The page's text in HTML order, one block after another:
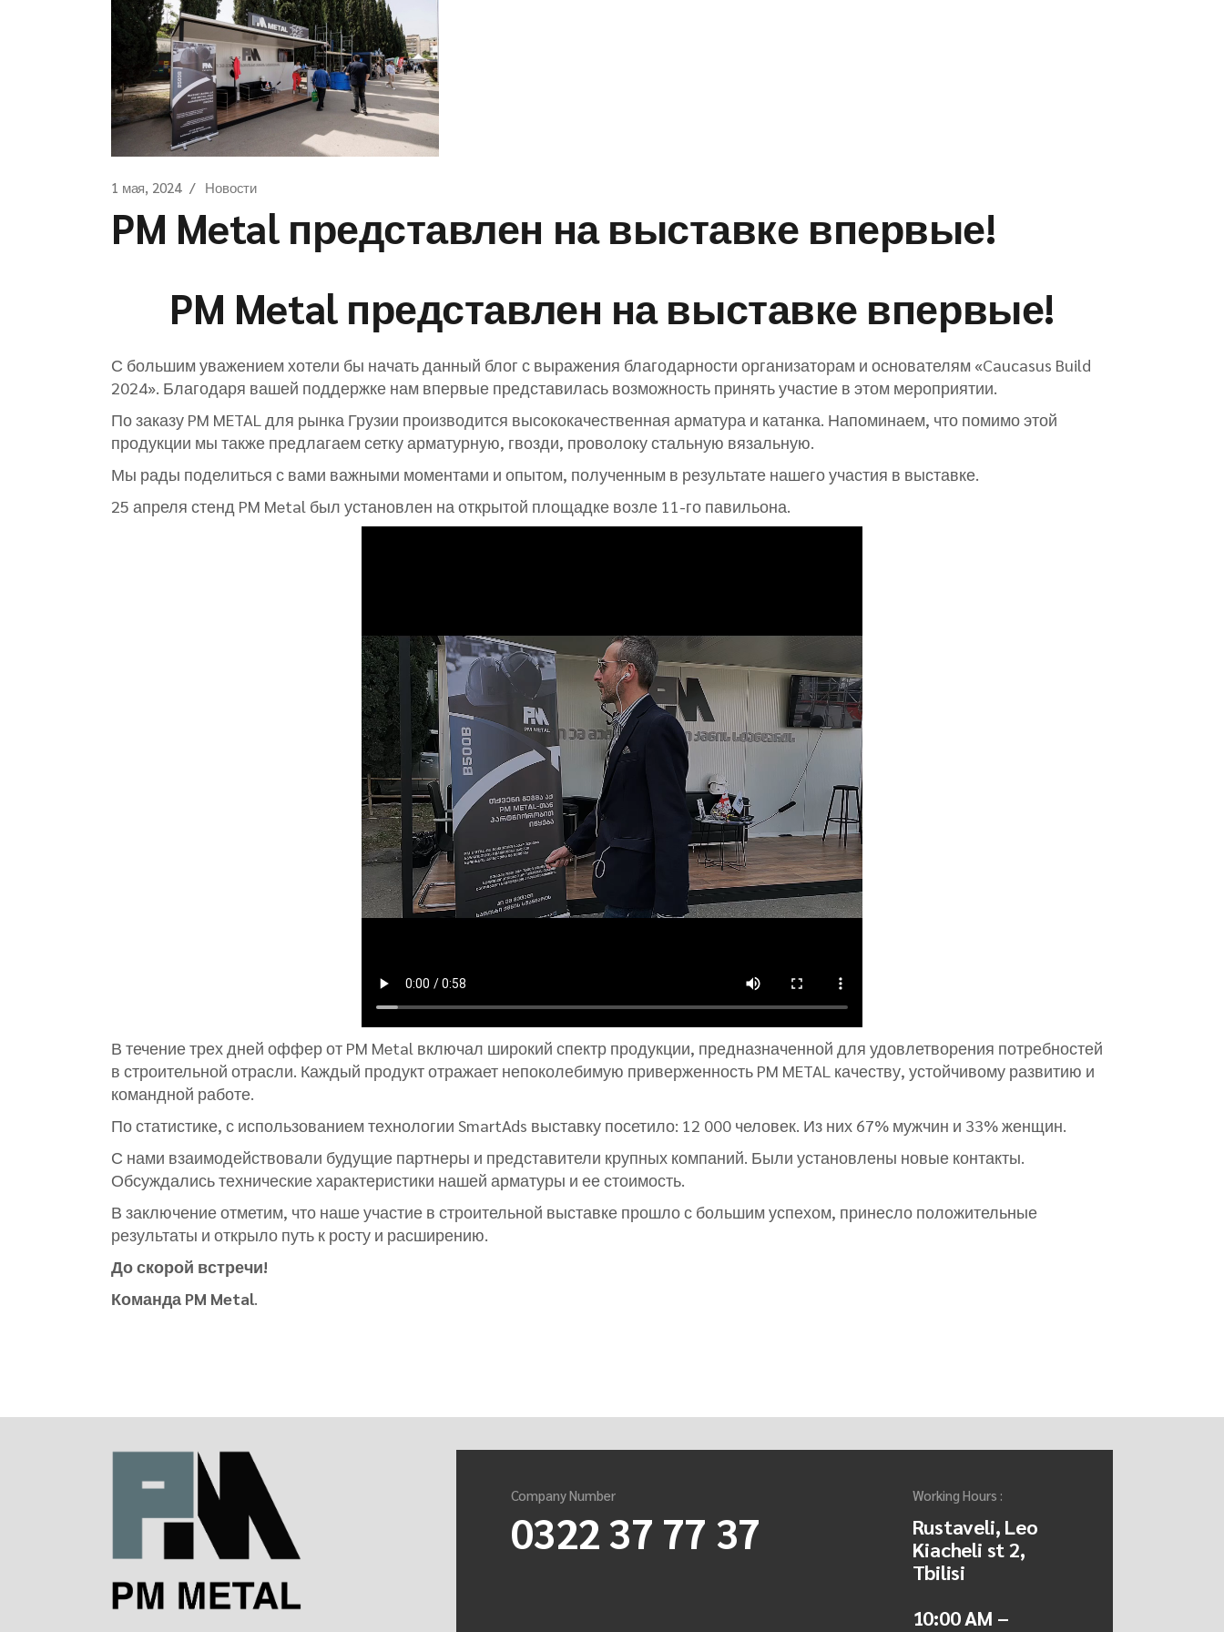
1 мая, 2024 Новости
PM Metal представлен на выставке впервые!
PM Metal представлен на выставке впервые!
С большим уважением хотели бы начать данный блог с выражения благодарности организаторам и основателям «Caucasus Build
2024». Благодаря вашей поддержке нам впервые представилась возможность принять участие в этом мероприятии.
По заказу PM METAL для рынка Грузии производится высококачественная арматура и катанка. Напоминаем, что помимо этой
продукции мы также предлагаем сетку арматурную, гвозди, проволоку стальную вязальную.
Мы рады поделиться с вами важными моментами и опытом, полученным в результате нашего участия в выставке.
25 апреля стенд PM Metal был установлен на открытой площадке возле 11-го павильона.
В течение трех дней оффер от PM Metal включал широкий спектр продукции, предназначенной для удовлетворения потребностей
в строительной отрасли. Каждый продукт отражает непоколебимую приверженность PM METAL качеству, устойчивому развитию и
командной работе.
По статистике, с использованием технологии SmartAds выставку посетило: 12 000 человек. Из них 67% мужчин и 33% женщин.
С нами взаимодействовали будущие партнеры и представители крупных компаний. Были установлены новые контакты.
Обсуждались технические характеристики нашей арматуры и ее стоимость.
В заключение отметим, что наше участие в строительной выставке прошло с большим успехом, принесло положительные
результаты и открыло путь к росту и расширению.
До скорой встречи!
Команда PM Metal.
Company Number
0322 37 77 37
Working Hours :
Rustaveli, Leo
Kiacheli st 2,
Tbilisi
10:00 AM –